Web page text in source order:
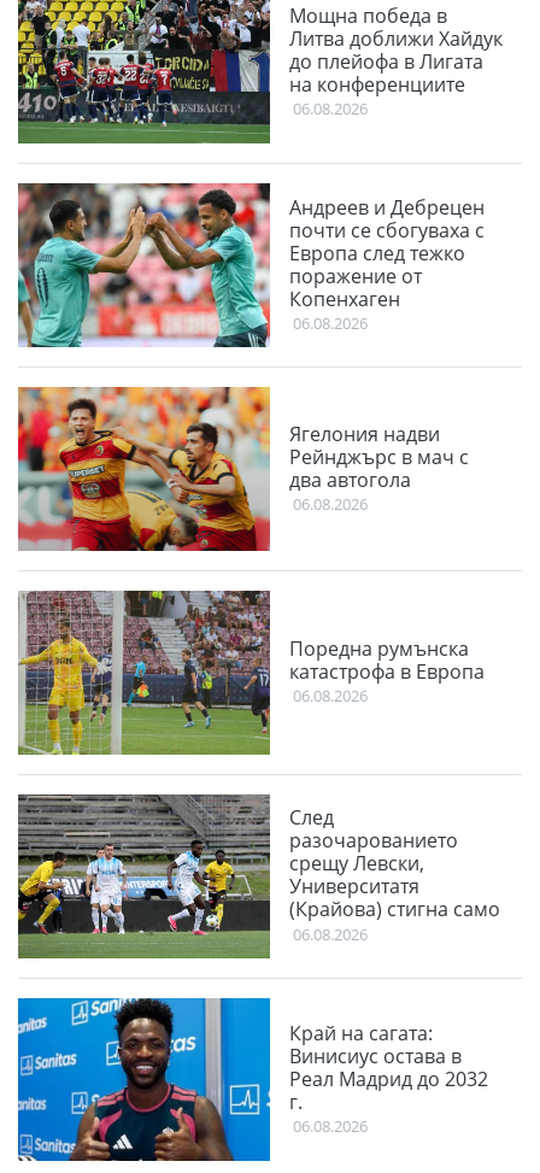
Мощна победа в
Литва доближи Хайдук
до плейофа в Лигата
на конференциите
06.08.2026
Андреев и Дебрецен
почти се сбогуваха с
Европа след тежко
поражение от
Копенхаген
06.08.2026
Ягелония надви
Рейнджърс в мач с
два автогола
06.08.2026
Поредна румънска
катастрофа в Европа
06.08.2026
След
разочарованието
срещу Левски,
Университатя
(Крайова) стигна само
до равенство във
06.08.2026
Край на сагата:
Винисиус остава в
Реал Мадрид до 2032
г.
06.08.2026